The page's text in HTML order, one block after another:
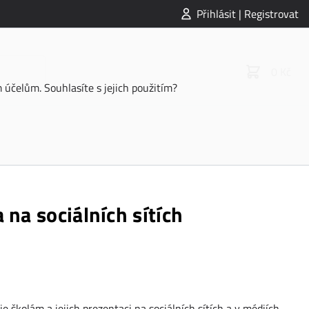
Přihlásit | Registrovat
Souhlasíte s jejich použitím?
na sociálních sítích